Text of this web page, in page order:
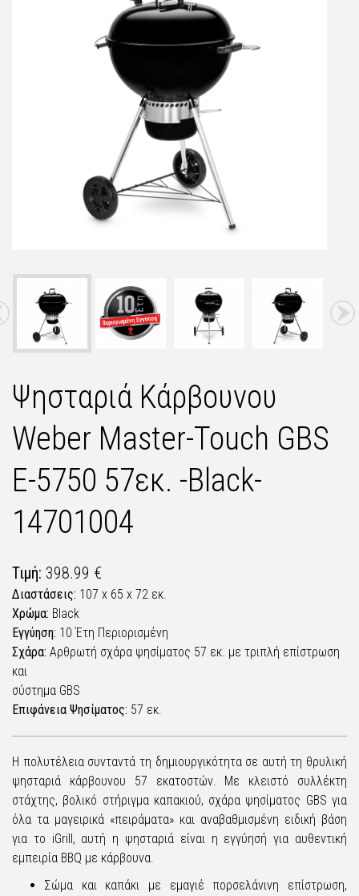
Ψησταριά Κάρβουνου
Weber Master-Touch GBS
E-5750 57εκ. -Black-
14701004
Τιμή: 398.99 €
Διαστάσεις: 107 x 65 x 72 εκ.
Χρώμα: Black
Εγγύηση: 10 Έτη Περιορισμένη
Σχάρα: Αρθρωτή σχάρα ψησίματος 57 εκ. με τριπλή επίστρωση
και
σύστημα GBS
Επιφάνεια Ψησίματος: 57 εκ.
Η πολυτέλεια συνταντά τη δημιουργικότητα σε αυτή τη θρυλική
ψησταριά κάρβουνου 57 εκατοστών. Με κλειστό συλλέκτη
στάχτης, βολικό στήριγμα καπακιού, σχάρα ψησίματος GBS για
όλα τα μαγειρικά «πειράματα» και αναβαθμισμένη ειδική βάση
για το iGrill, αυτή η ψησταριά είναι η εγγύησή για αυθεντική
εμπειρία BBQ με κάρβουνα.
Σώμα και καπάκι με εμαγιέ πορσελάνινη επίστρωση,